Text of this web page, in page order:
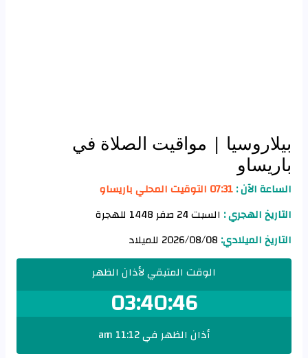
بيلاروسيا | مواقيت الصلاة في
باريساو
الساعة الآن :07:31 التوقيت المحلي باريساو
التاريخ الهجري : السبت 24 صفر 1448 للهجرة
التاريخ الميلادي:
الوقت المتبقي لأذان الظهر
03:40:45
أذان الظهر في 11:12 am